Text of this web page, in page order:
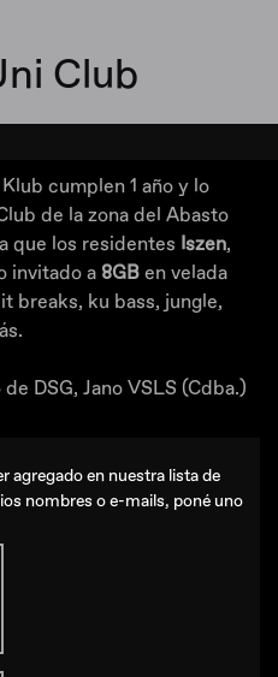
Club
cumplen 1 año y lo
de la zona del Abasto
que los residentes Iszen,
invitado a 8GB en velada
breaks, ku bass, jungle,
DSG, Jano VSLS (Cdba.)
agregado en nuestra lista de
nombres o e-mails, poné uno